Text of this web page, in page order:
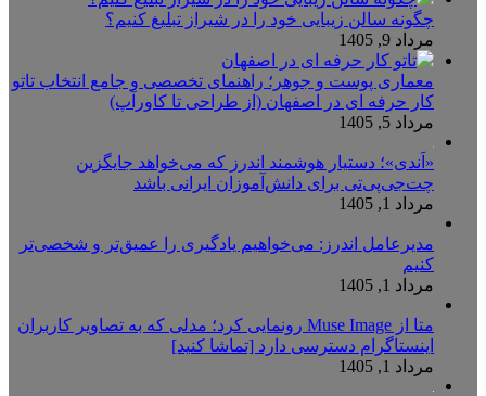
چگونه سالن زیبایی خود را در شیراز تبلیغ کنیم؟
مرداد 9, 1405
معماری پوست و جوهر؛ راهنمای تخصصی و جامع انتخاب تاتو
کار حرفه ای در اصفهان (از طراحی تا کاورآپ)
مرداد 5, 1405
«اَندی»؛ دستیار هوشمند اندرز که می‌خواهد جایگزین
چت‌جی‌پی‌تی برای دانش‌آموزان ایرانی باشد
مرداد 1, 1405
مدیرعامل اندرز: می‌خواهیم یادگیری را عمیق‌تر و شخصی‌تر
کنیم
مرداد 1, 1405
متا از Muse Image رونمایی کرد؛ مدلی که به تصاویر کاربران
اینستاگرام دسترسی دارد [تماشا کنید]
مرداد 1, 1405